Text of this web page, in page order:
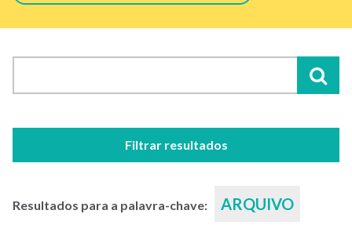
Filtrar resultados
Resultados para a palavra-chave: ARQUIVO